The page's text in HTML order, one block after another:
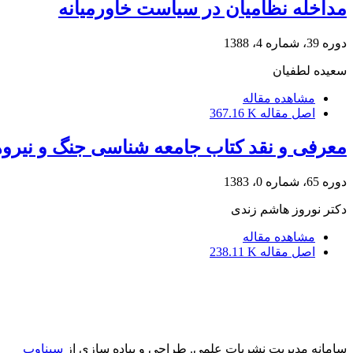
مداخله نظامیان در سیاست خاورمیانه
دوره 39، شماره 4، 1388
سعیده لطفیان
مشاهده مقاله
اصل مقاله 367.16 K
معرفی و نقد کتاب جامعه شناسی جنگ و
دوره 65، شماره 0، 1383
دکتر نوروز هاشم زندی
مشاهده مقاله
اصل مقاله 238.11 K
سامانه مدیریت نشریات علمی. طراحی و پیاده سازی از سیناوب